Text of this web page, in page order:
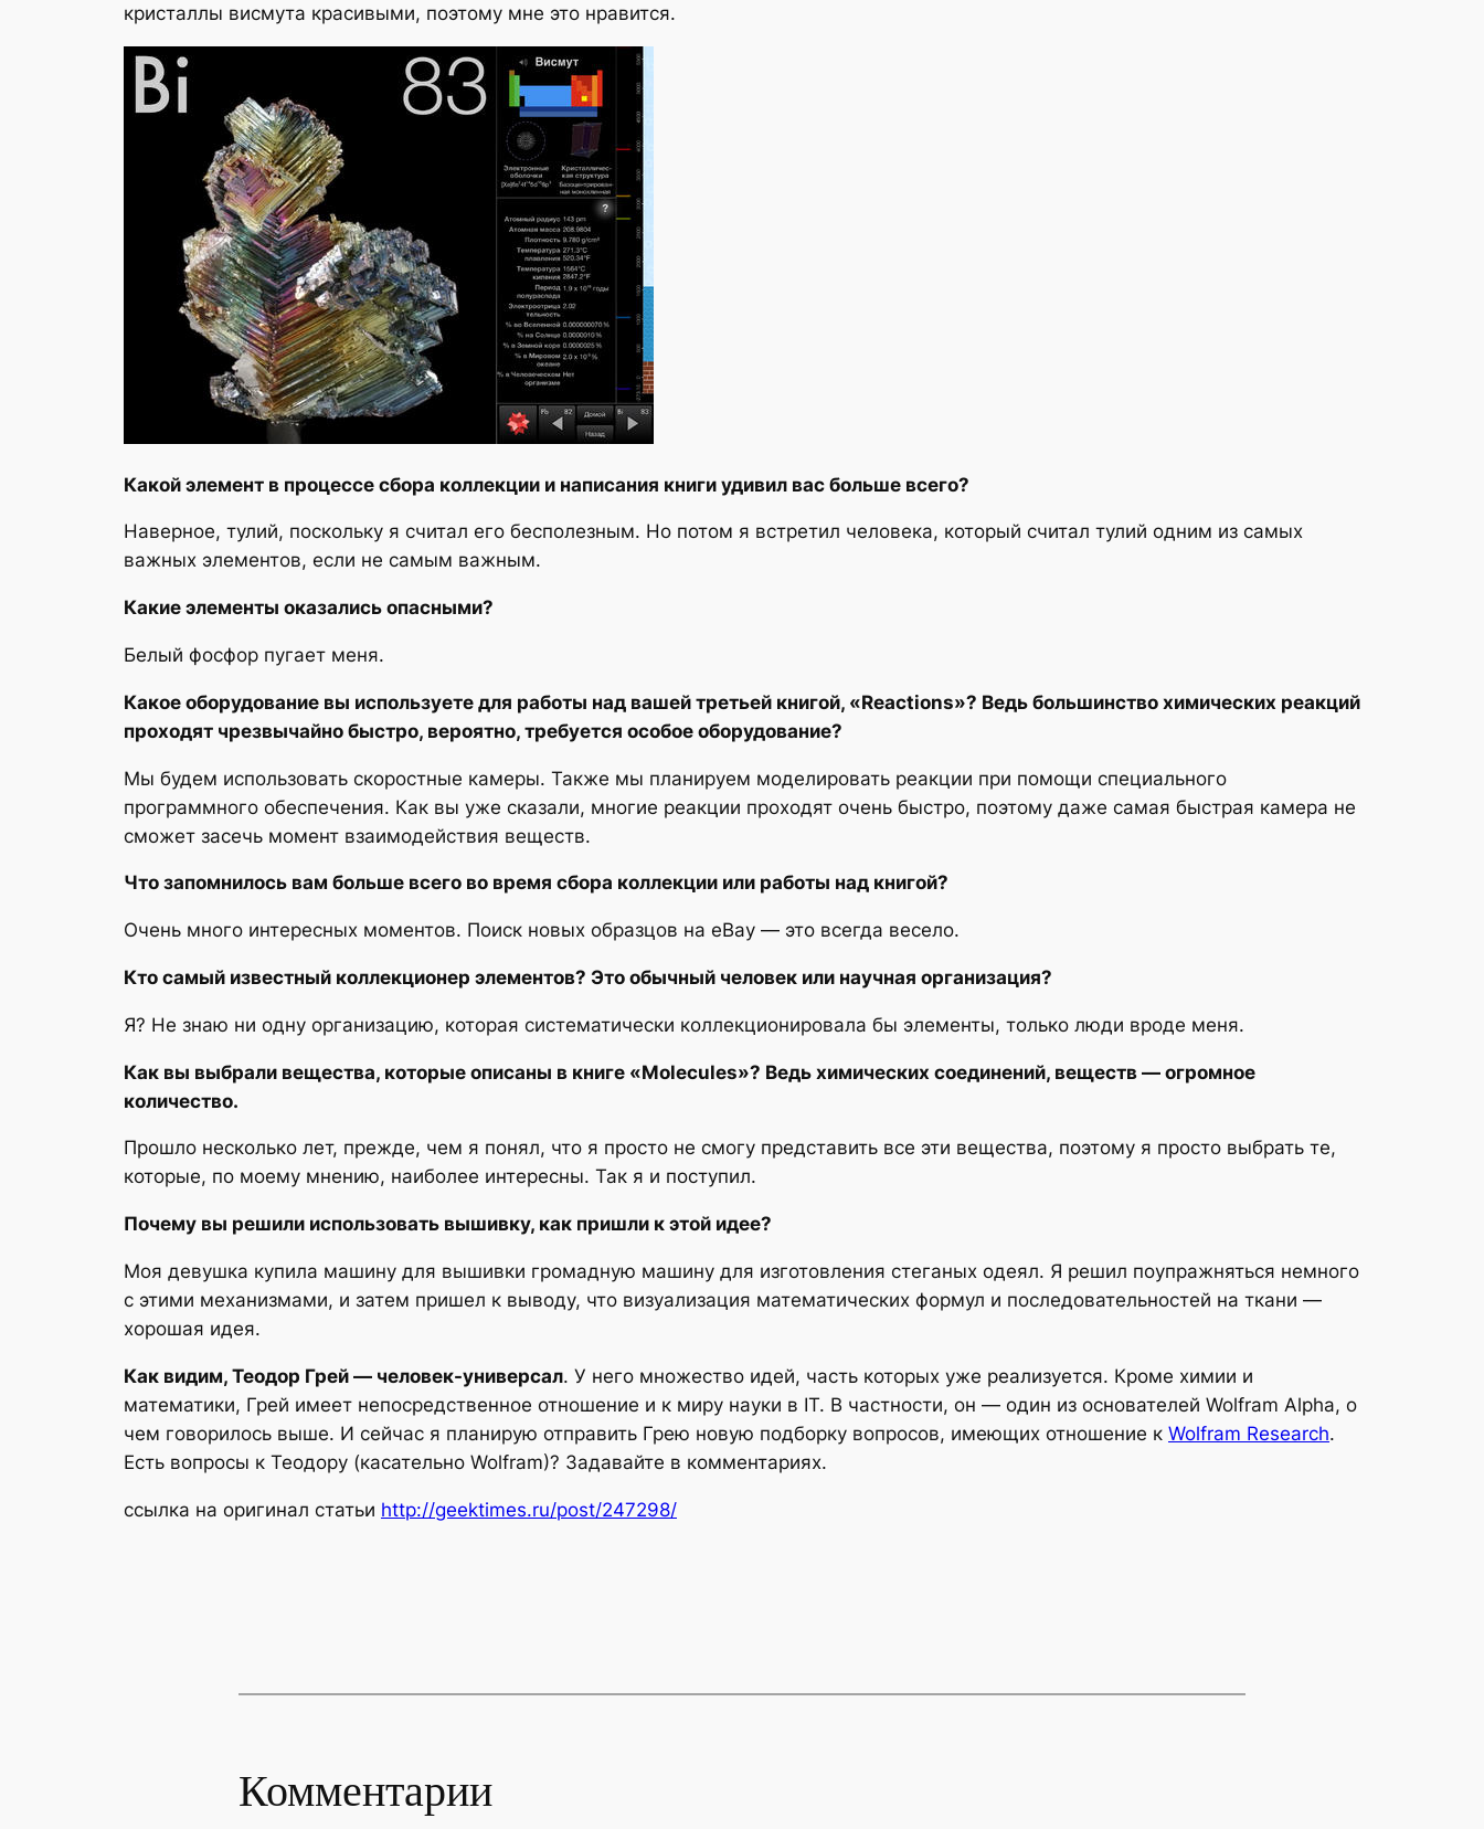
кристаллы висмута красивыми, поэтому мне это нравится.
Какой элемент в процессе сбора коллекции и написания книги удивил вас больше всего?
Наверное, тулий, поскольку я считал его бесполезным. Но потом я встретил человека, который считал тулий одним из самых
важных элементов, если не самым важным.
Какие элементы оказались опасными?
Белый фосфор пугает меня.
Какое оборудование вы используете для работы над вашей третьей книгой, «Reactions»? Ведь большинство химических реакций
проходят чрезвычайно быстро, вероятно, требуется особое оборудование?
Мы будем использовать скоростные камеры. Также мы планируем моделировать реакции при помощи специального
программного обеспечения. Как вы уже сказали, многие реакции проходят очень быстро, поэтому даже самая быстрая камера не
сможет засечь момент взаимодействия веществ.
Что запомнилось вам больше всего во время сбора коллекции или работы над книгой?
Очень много интересных моментов. Поиск новых образцов на eBay — это всегда весело.
Кто самый известный коллекционер элементов? Это обычный человек или научная организация?
Я? Не знаю ни одну организацию, которая систематически коллекционировала бы элементы, только люди вроде меня.
Как вы выбрали вещества, которые описаны в книге «Molecules»? Ведь химических соединений, веществ — огромное
количество.
Прошло несколько лет, прежде, чем я понял, что я просто не смогу представить все эти вещества, поэтому я просто выбрать те,
которые, по моему мнению, наиболее интересны. Так я и поступил.
Почему вы решили использовать вышивку, как пришли к этой идее?
Моя девушка купила машину для вышивки громадную машину для изготовления стеганых одеял. Я решил поупражняться немного
с этими механизмами, и затем пришел к выводу, что визуализация математических формул и последовательностей на ткани —
хорошая идея.
Как видим, Теодор Грей — человек-универсал. У него множество идей, часть которых уже реализуется. Кроме химии и
математики, Грей имеет непосредственное отношение и к миру науки в IT. В частности, он — один из основателей Wolfram Alpha, о
чем говорилось выше. И сейчас я планирую отправить Грею новую подборку вопросов, имеющих отношение к Wolfram Research.
Есть вопросы к Теодору (касательно Wolfram)? Задавайте в комментариях.
ссылка на оригинал статьи http://geektimes.ru/post/247298/
Комментарии